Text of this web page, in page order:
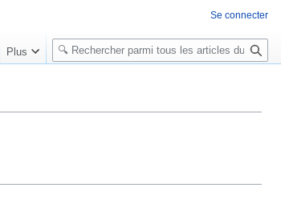
Se connecter
Plus
R
e
e